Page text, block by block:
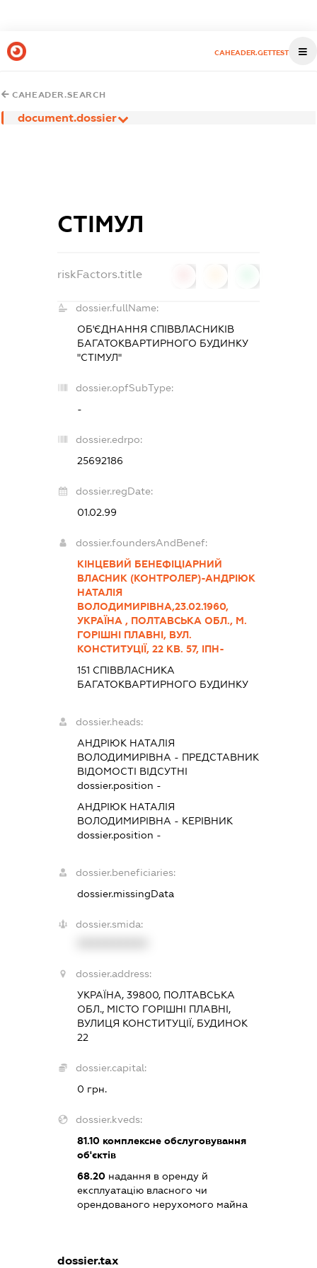
CAHEADER.GETTEST
CAHEADER.SEARCH
document.dossier
СТІМУЛ
riskFactors.title
dossier.fullName:
ОБ'ЄДНАННЯ СПІВВЛАСНИКІВ
БАГАТОКВАРТИРНОГО БУДИНКУ
"СТІМУЛ"
dossier.opfSubType:
-
dossier.edrpo:
25692186
dossier.regDate:
01.02.99
dossier.foundersAndBenef:
КІНЦЕВИЙ БЕНЕФІЦІАРНИЙ
ВЛАСНИК (КОНТРОЛЕР)-АНДРІЮК
НАТАЛІЯ
ВОЛОДИМИРІВНА,23.02.1960,
УКРАЇНА , ПОЛТАВСЬКА ОБЛ., М.
ГОРІШНІ ПЛАВНІ, ВУЛ.
КОНСТИТУЦІЇ, 22 КВ. 57, ІПН-
151 СПІВВЛАСНИКА
БАГАТОКВАРТИРНОГО БУДИНКУ
dossier.heads:
АНДРІЮК НАТАЛІЯ
ВОЛОДИМИРІВНА - ПРЕДСТАВНИК
ВІДОМОСТІ ВІДСУТНІ
dossier.position -
АНДРІЮК НАТАЛІЯ
ВОЛОДИМИРІВНА - КЕРІВНИК
dossier.position -
dossier.beneficiaries:
dossier.missingData
dossier.smida:
dossier.address:
УКРАЇНА, 39800, ПОЛТАВСЬКА
ОБЛ., МІСТО ГОРІШНІ ПЛАВНІ,
ВУЛИЦЯ КОНСТИТУЦІЇ, БУДИНОК
22
dossier.capital:
0 грн.
dossier.kveds:
81.10 комплексне обслуговування
об'єктів
68.20 надання в оренду й
експлуатацію власного чи
орендованого нерухомого майна
dossier.tax